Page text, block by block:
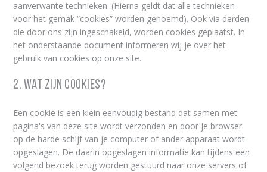
aanverwante technieken. (Hierna geldt dat alle technieken
voor het gemak “cookies” worden genoemd). Ook via derden
die door ons zijn ingeschakeld, worden cookies geplaatst. In
het onderstaande document informeren wij je over het
gebruik van cookies op onze site.
2. Wat zijn cookies?
Een cookie is een klein eenvoudig bestand dat samen met
pagina's van deze site wordt verzonden en door je browser
op de harde schijf van je computer of ander apparaat wordt
opgeslagen. De daarin opgeslagen informatie kan tijdens een
volgend bezoek terug worden gestuurd naar onze servers of